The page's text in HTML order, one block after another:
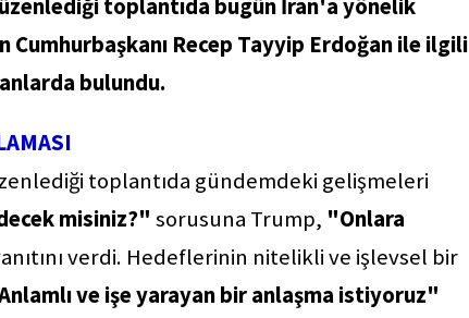
toplantıda bugün İran'a yönelik
Recep Tayyip Erdoğan ile ilgili
bulundu.
toplantıda gündemdeki gelişmeleri
misiniz?" sorusuna Trump, "Onlara
verdi. Hedeflerinin nitelikli ve işlevsel bir
ve işe yarayan bir anlaşma istiyoruz"